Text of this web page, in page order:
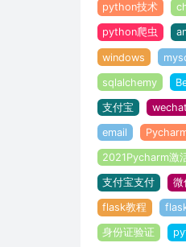
python技术
python爬虫
windows
sqlalchemy
支付宝
email
2021Pycharm激
支付宝支付 微
flask教程
身份证验证